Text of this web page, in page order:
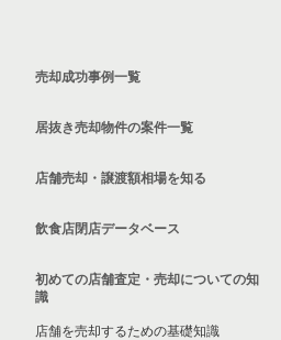
き売却物件の案件一覧
き売却物件の案件一覧
物件の案件一覧
却物件の案件一覧
物件の案件一覧
き売却物件の案件一覧
売却成功事例一覧
居抜き売却物件の案件一覧
店舗売却・譲渡額相場を知る
飲食店閉店データベース
初めての店舗査定・売却についての知
識
店舗を売却するための基礎知識